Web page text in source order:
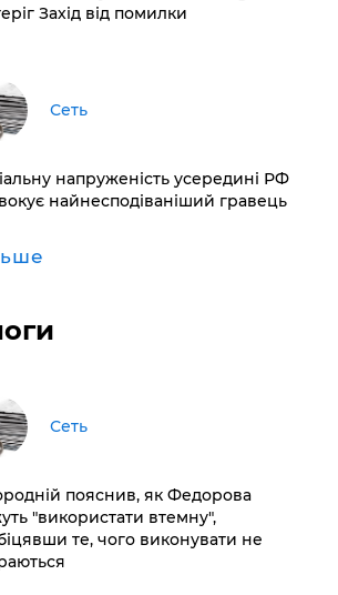
Захід від помилки
Сеть
напруженість усередині РФ
найнесподіваніший гравець
Сеть
пояснив, як Федорова
"використати втемну",
те, чого виконувати не